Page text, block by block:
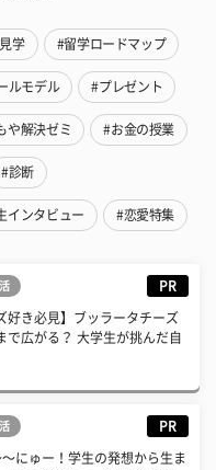
学 #留学ロードマップ
ルモデル #プレゼント
や解決ゼミ #お金の授業
#診断
インタビュー #恋愛特集
PR
好き必見】ブッラータチーズ
で広がる？ 大学生が挑んだ自
PR
にゅー！学生の発想から生ま